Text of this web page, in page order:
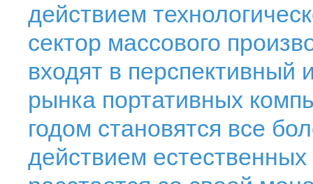
действием
сектор массового
входят в
рынка портативных
годом становятся все
действием